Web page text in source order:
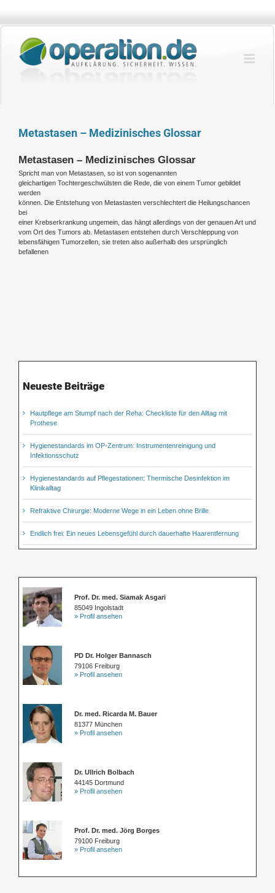
springen
Metastasen – Medizinisches Glossar
Metastasen – Medizinisches Glossar
Spricht man von Metastasen, so ist von sogenannten
gleichartigen Tochtergeschwülsten die Rede, die von einem Tumor gebildet
werden
können. Die Entstehung von Metastasten verschlechtert die Heilungschancen
bei
einer Krebserkrankung ungemein, das hängt allerdings von der genauen Art und
vom Ort des Tumors ab. Metastasen entstehen durch Verschleppung von
lebensfähigen Tumorzellen, sie treten also außerhalb des ursprünglich
befallenen
Neueste Beiträge
Hautpflege am Stumpf nach der Reha: Checkliste für den Alltag mit
Prothese
Hygienestandards im OP-Zentrum: Instrumentenreinigung und
Infektionsschutz
Hygienestandards auf Pflegestationen: Thermische Desinfektion im
Klinikalltag
Refraktive Chirurgie: Moderne Wege in ein Leben ohne Brille
Endlich frei: Ein neues Lebensgefühl durch dauerhafte Haarentfernung
Prof. Dr. med. Siamak Asgari
85049 Ingolstadt
» Profil ansehen
PD Dr. Holger Bannasch
79106 Freiburg
» Profil ansehen
Dr. med. Ricarda M. Bauer
81377 München
» Profil ansehen
Dr. Ullrich Bolbach
44145 Dortmund
» Profil ansehen
Prof. Dr. med. Jörg Borges
79100 Freiburg
» Profil ansehen